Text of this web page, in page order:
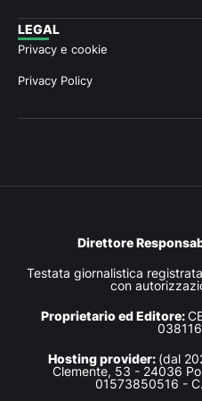
LEGAL
Privacy e cookie
Privacy Policy
Direttore
Testata giornalistica
con
Proprietario ed Editore:
Hosting provider: (dal
Clemente, 53 - 24036
01573850516 -